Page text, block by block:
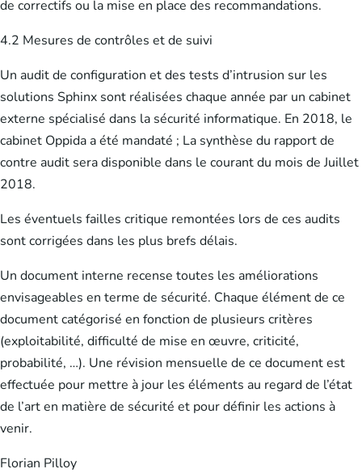
de correctifs ou la mise en place des recommandations.
4.2 Mesures de contrôles et de suivi
Un audit de configuration et des tests d’intrusion sur les
solutions Sphinx sont réalisées chaque année par un cabinet
externe spécialisé dans la sécurité informatique. En 2018, le
cabinet Oppida a été mandaté ; La synthèse du rapport de
contre audit sera disponible dans le courant du mois de Juillet
2018.
Les éventuels failles critique remontées lors de ces audits
sont corrigées dans les plus brefs délais.
Un document interne recense toutes les améliorations
envisageables en terme de sécurité. Chaque élément de ce
document catégorisé en fonction de plusieurs critères
(exploitabilité, difficulté de mise en œuvre, criticité,
probabilité, …). Une révision mensuelle de ce document est
effectuée pour mettre à jour les éléments au regard de l’état
de l’art en matière de sécurité et pour définir les actions à
venir.
Florian Pilloy